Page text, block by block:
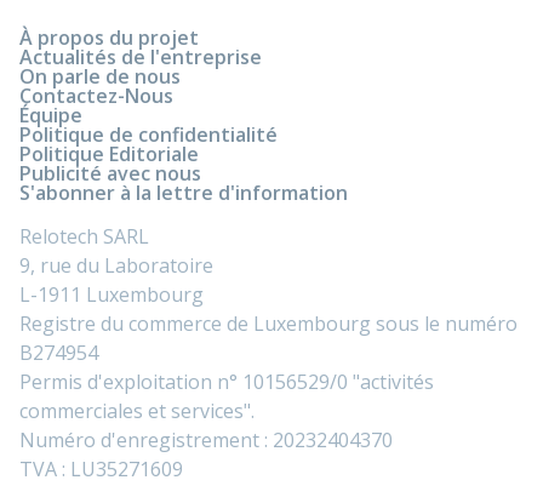
À propos du projet
Actualités de l'entreprise
On parle de nous
Contactez-Nous
Équipe
Politique de confidentialité
Politique Editoriale
Publicité avec nous
S'abonner à la lettre d'information
Relotech SARL
9, rue du Laboratoire
L-1911 Luxembourg
Registre du commerce de Luxembourg sous le numéro
B274954
Permis d'exploitation n° 10156529/0 "activités
commerciales et services".
Numéro d'enregistrement : 20232404370
TVA : LU35271609